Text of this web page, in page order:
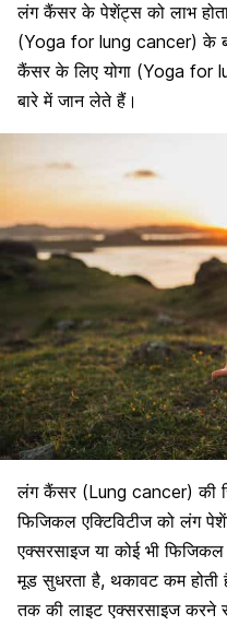
लंग कैंसर के पेशेंट्स को लाभ
(Yoga for lung cancer) के
कैंसर के लिए योगा (Yoga for
बारे में जान लेते हैं।
लंग कैंसर (Lung cancer) की
फिजिकल एक्टिविटीज को लंग
एक्सरसाइज या कोई भीफिजिकल
मूड सुधरता है, थकावट कम होती
तक की लाइट एक्सरसाइज करने से